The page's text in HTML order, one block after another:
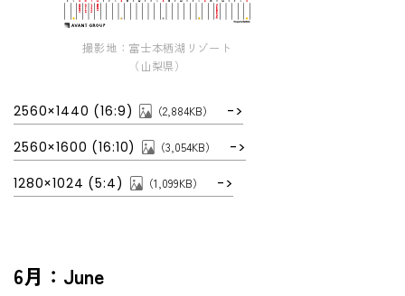
撮影地：富士本栖湖リゾート
（山梨県）
2560×1440 (16:9) （2,884KB）
2560×1600 (16:10) （3,054KB）
1280×1024 (5:4) （1,099KB）
6月：June